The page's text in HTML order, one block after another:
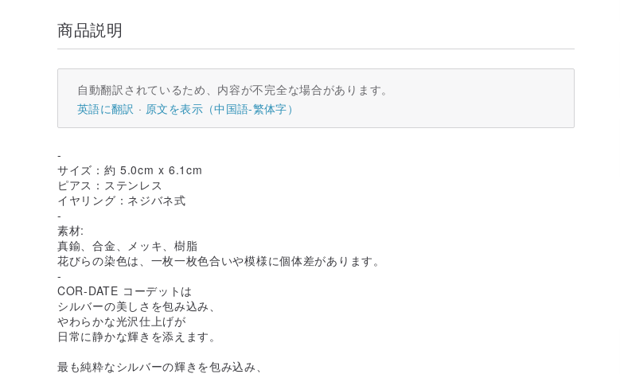
商品説明
自動翻訳されているため、内容が不完全な場合があります。
英語に翻訳
原文を表示（中国語-繁体字）
-
サイズ：約 5.0cm x 6.1cm
ピアス：ステンレス
イヤリング：ネジバネ式
-
素材:
真鍮、合金、メッキ、樹脂
花びらの染色は、一枚一枚色合いや模様に個体差があります。
-
COR-DATE コーデットは
シルバーの美しさを包み込み、
やわらかな光沢仕上げが
日常に静かな輝きを添えます。
最も純粋なシルバーの輝きを包み込み、